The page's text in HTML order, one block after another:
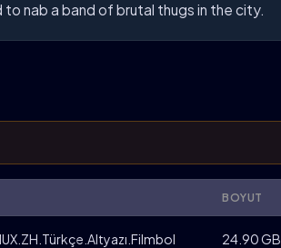
nab a band of brutal thugs in the city.
BOYUT
24.90 GB